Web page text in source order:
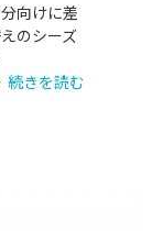
向けに差
のシーズ
続きを読む